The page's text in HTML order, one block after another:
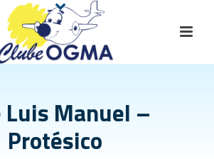
Luis Manuel –
Protésico